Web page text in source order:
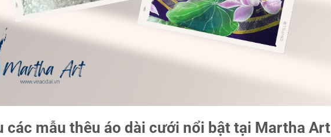
các mẫu thêu áo dài cưới nổi bật tại Martha Art